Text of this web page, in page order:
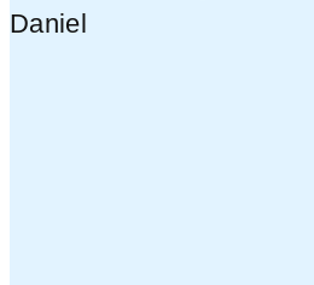
Daniel